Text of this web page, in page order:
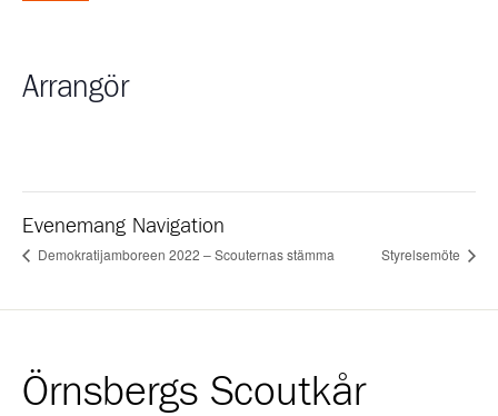
Arrangör
Evenemang Navigation
Demokratijamboreen 2022 – Scouternas stämma Styrelsemöte
Örnsbergs Scoutkår